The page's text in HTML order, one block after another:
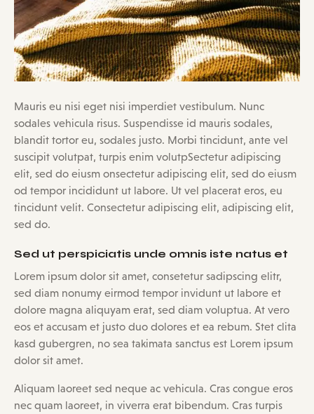
Mauris eu nisi eget nisi imperdiet vestibulum. Nunc
sodales vehicula risus. Suspendisse id mauris sodales,
blandit tortor eu, sodales justo. Morbi tincidunt, ante vel
suscipit volutpat, turpis enim volutpSectetur adipiscing
elit, sed do eiusm onsectetur adipiscing elit, sed do eiusm
od tempor incididunt ut labore. Ut vel placerat eros, eu
tincidunt velit. Consectetur adipiscing elit, adipiscing elit,
sed do.
Sed ut perspiciatis unde omnis iste natus et
Lorem ipsum dolor sit amet, consetetur sadipscing elitr,
sed diam nonumy eirmod tempor invidunt ut labore et
dolore magna aliquyam erat, sed diam voluptua. At vero
eos et accusam et justo duo dolores et ea rebum. Stet clita
kasd gubergren, no sea takimata sanctus est Lorem ipsum
dolor sit amet.
Aliquam laoreet sed neque ac vehicula. Cras congue eros
nec quam laoreet, in viverra erat bibendum. Cras turpis